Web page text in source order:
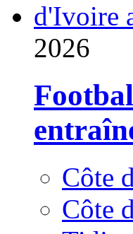
2026
Côte
Côte